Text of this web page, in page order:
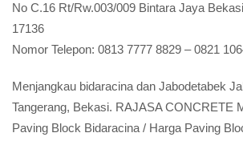
No C.16 Rt/Rw.003/009 Bintara Jaya
17136
Nomor Telepon: 0813 7777 8829 – 0821
Menjangkau bidaracina dan Jabodetabek
Tangerang, Bekasi. RAJASA CONCRETE
Paving Block Bidaracina / Harga Paving